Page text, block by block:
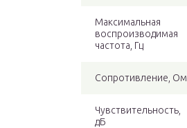
Максимальная
воспроизводимая
частота, Гц
Сопротивление, Ом
Чувствительность,
дБ